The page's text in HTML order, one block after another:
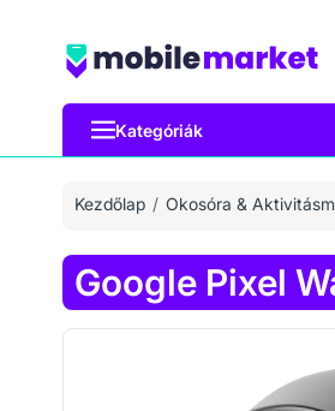
Kategóriák
Kezdőlap Okosóra &
Google Pixel